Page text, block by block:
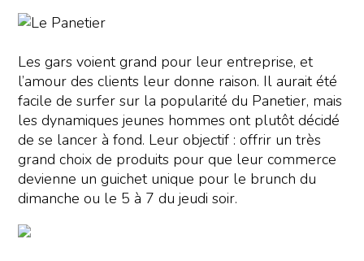
Les gars voient grand pour leur entreprise, et
l’amour des clients leur donne raison. Il aurait été
facile de surfer sur la popularité du Panetier, mais
les dynamiques jeunes hommes ont plutôt décidé
de se lancer à fond. Leur objectif : offrir un très
grand choix de produits pour que leur commerce
devienne un guichet unique pour le brunch du
dimanche ou le 5 à 7 du jeudi soir.